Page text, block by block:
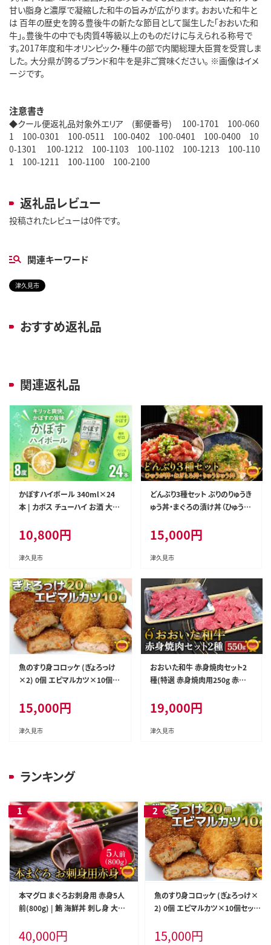
甘い脂身と濃厚で凝縮した和牛の旨みが広がります。 おおいた和牛と
は 百年の歴史を誇る豊後牛の新たな節目として誕生した「おおいた和
牛」。豊後牛の中でも肉質4等級以上のものだけに与えられる称号で
す。2017年度和牛オリンピック・種牛の部で内閣総理大臣賞を受賞しま
した。 大分県が誇るブランド和牛を是非ご賞味ください。 ※画像はイメ
ージです。
注意書き
◆クール便返礼品対象外エリア (郵便番号) 100-1701 100-060
1 100-0301 100-0511 100-0402 100-0401 100-0400 10
0-1301 100-1212 100-1103 100-1102 100-1213 100-110
1 100-1211 100-1100 100-2100
返礼品レビュー
投稿されたレビューは0件です。
関連キーワード
津久見市
おすすめ返礼品
関連返礼品
かぼすハイボール 340ml×24
本 | カボス チューハイ お酒 大分
10,800円
津久見市
どんぶり3種セット ぶりのりゅうき
ゅう丼・まぐろの漬け丼（ひゅうが
ット| 海鮮丼 大分県 九州 津久見
市 国産
15,000円
津久見市
魚のすり身コロッケ (ぎょろっけ
×2) 0個 エビマルカツ×10個セ
九州 津久見市 国産
15,000円
津久見市
おおいた和牛 赤身焼肉セット2
種(特選 赤身焼肉用250g 赤身
牛 黒毛和牛 ミスジ サンカク も
も肉 赤身肉 焼き肉 焼肉 バーベ
キュー 大分県産 九州産 津久見
19,000円
津久見市
ランキング
本マグロ まぐろお刺身用 赤身5人
前(800g) | 鮪 海鮮丼 刺し身 大分
40,000円
魚のすり身コロッケ (ぎょろっけ×
2) 0個 エビマルカツ×10個セット |
見市 国産
15,000円